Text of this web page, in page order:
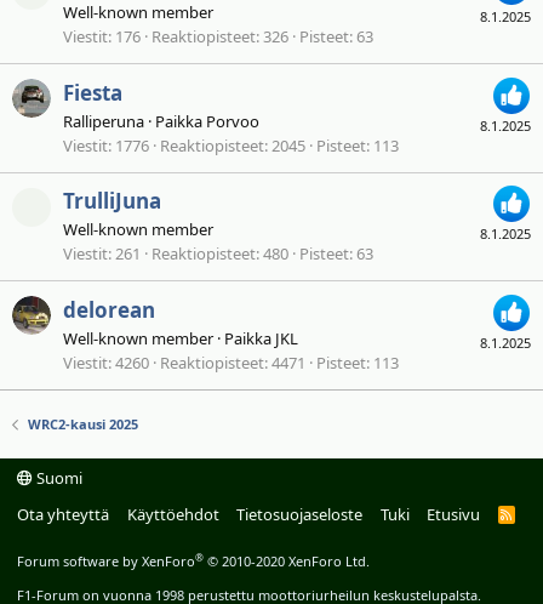
8.1.2025
Well-known member
Viestit 176 Reaktiopisteet 326 Pisteet 63
8.1.2025
Fiesta
Ralliperuna · Paikka Porvoo
Viestit 1776 Reaktiopisteet 2045 Pisteet 113
8.1.2025
TrulliJuna
Well-known member
Viestit 261 Reaktiopisteet 480 Pisteet 63
8.1.2025
delorean
Well-known member · Paikka JKL
Viestit 4260 Reaktiopisteet 4471 Pisteet 113
WRC2-kausi 2025
Suomi
Ota yhteyttä
Käyttöehdot Tietosuojaseloste Tuki Etusivu
R
Forum software by XenForo® © 2010-2020 XenForo Ltd.
F1-Forum on vuonna 1998 perustettu moottoriurheilun keskustelupalsta.